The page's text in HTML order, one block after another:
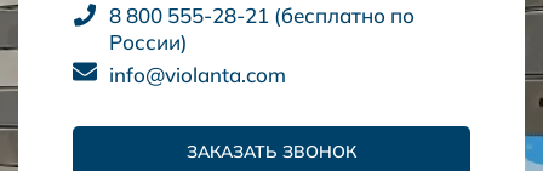
8 800 555-28-21 (бесплатно по
России)
info@violanta.com
ЗАКАЗАТЬ ЗВОНОК